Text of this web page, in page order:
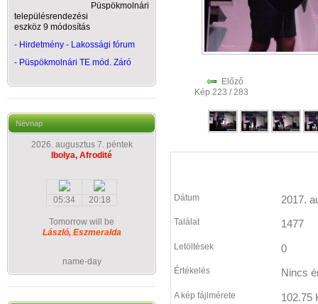
Püspökmolnári
településrendezési
eszköz 9 módosítás
- Hirdetmény - Lakossági fórum
- Püspökmolnári TE mód. Záró
Névnap
2026. augusztus 7. péntek
Ibolya, Afrodité
05:34 20:18
Tomorrow will be
László, Eszmeralda
name-day
Előző
Kép 223 / 283
Dátum 2017.
Találat 1477
Letöltések 0
Értékelés Nincs
A kép fájlmérete 102.75